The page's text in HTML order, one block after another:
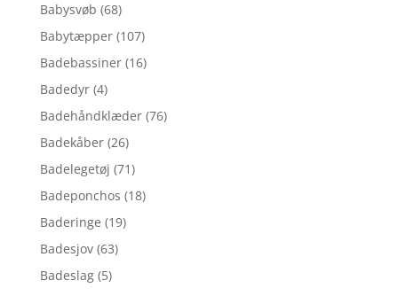
Babysvøb (68)
Babytæpper (107)
Badebassiner (16)
Badedyr (4)
Badehåndklæder (76)
Badekåber (26)
Badelegetøj (71)
Badeponchos (18)
Baderinge (19)
Badesjov (63)
Badeslag (5)